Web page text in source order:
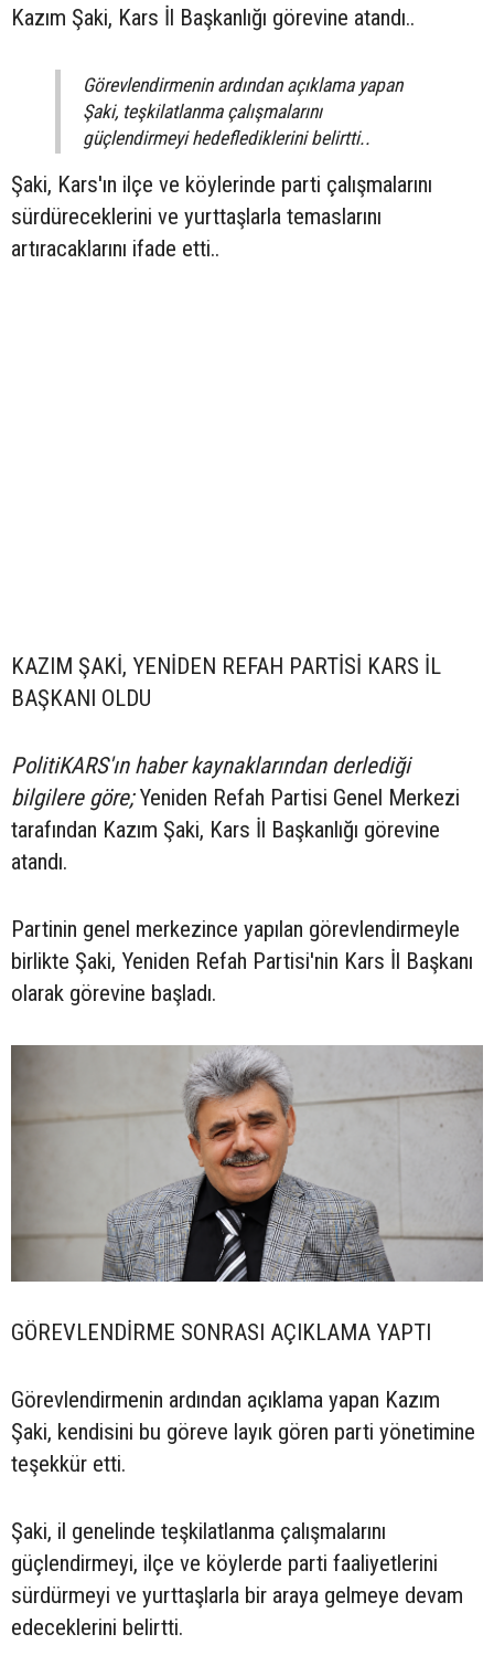
Kazım Şaki, Kars İl Başkanlığı görevine atandı..
Görevlendirmenin ardından açıklama yapan
Şaki, teşkilatlanma çalışmalarını
güçlendirmeyi hedeflediklerini belirtti..
Şaki, Kars'ın ilçe ve köylerinde parti çalışmalarını
sürdüreceklerini ve yurttaşlarla temaslarını
artıracaklarını ifade etti..
KAZIM ŞAKİ, YENİDEN REFAH PARTİSİ KARS İL
BAŞKANI OLDU
PolitiKARS'ın haber kaynaklarından derlediği
bilgilere göre;Yeniden Refah Partisi Genel Merkezi
tarafından Kazım Şaki, Kars İl Başkanlığı görevine
atandı.
Partinin genel merkezince yapılan görevlendirmeyle
birlikte Şaki, Yeniden Refah Partisi'nin Kars İl Başkanı
olarak görevine başladı.
GÖREVLENDİRME SONRASI AÇIKLAMA YAPTI
Görevlendirmenin ardından açıklama yapan Kazım
Şaki, kendisini bu göreve layık gören parti yönetimine
teşekkür etti.
Şaki, il genelinde teşkilatlanma çalışmalarını
güçlendirmeyi, ilçe ve köylerde parti faaliyetlerini
sürdürmeyi ve yurttaşlarla bir araya gelmeye devam
edeceklerini belirtti.